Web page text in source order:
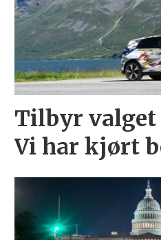
Tilbyr
Vi har kjørt